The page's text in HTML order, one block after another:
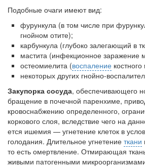
роста
Закон о праве родителей находиться
реанимации внесен в Госдуму
Подобные очаги имеют вид:
фурункула (в том числе при
гнойном отите);
карбункула (глубоко залегающий в
мастита (инфекционное заражение
остеомиелита (воспаление
некоторых других гнойно-
Закупорка сосуда, обеспечивающего
бращение в почечной паренхиме,
кровоснабжению определенного,
коркового слоя, вследствие чего на
ется ишемия — угнетение клеток в
голодания. Длительное угнетение ткани
то есть омертвление. Отмирающая
живыми патогенными